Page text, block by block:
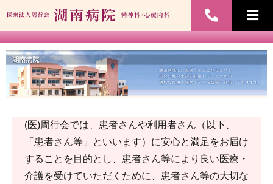
(医)周行会では、患者さんや利用者さん（以下、
「患者さん等」といいます）に安心と満足をお届け
することを目的とし、患者さん等により良い医療・
介護を受けていただくために、患者さん等の大切な